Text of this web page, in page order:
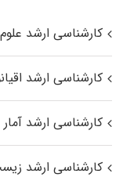
کارشناسی ارشد
کارشناسی ارشد
کارشناسی ارشد آمار
کارشناسی ارشد